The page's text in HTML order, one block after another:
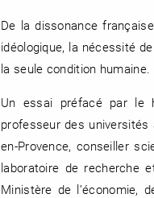
De la dissonance
idéologique, la nécessité
la seule condition humaine.
Un essai préfacé par le
professeur des universités
en-Provence, conseiller
laboratoire de recherche
Ministère de l’économie,